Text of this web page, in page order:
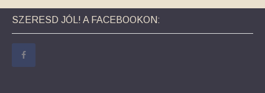
SZERESD JÓL! A FACEBOOKON: